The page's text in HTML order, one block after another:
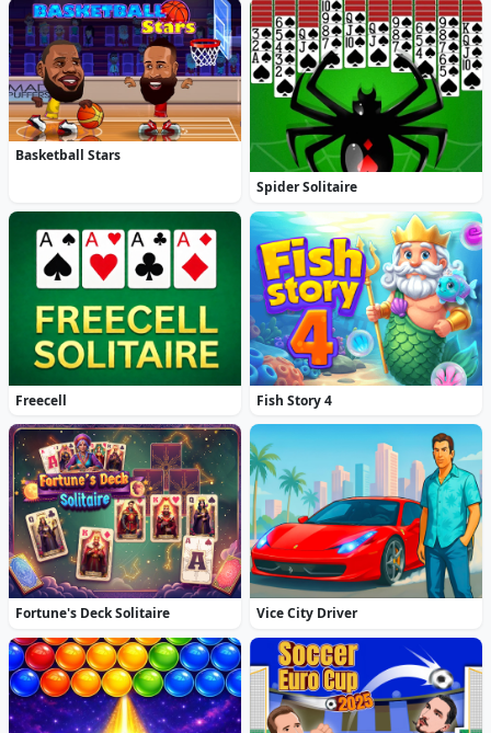
Basketball Stars
Spider Solitaire
Freecell Fish Story 4
Fortune's Deck Solitaire Vice City Driver